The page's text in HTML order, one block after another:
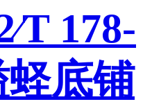
178-
蛏底铺